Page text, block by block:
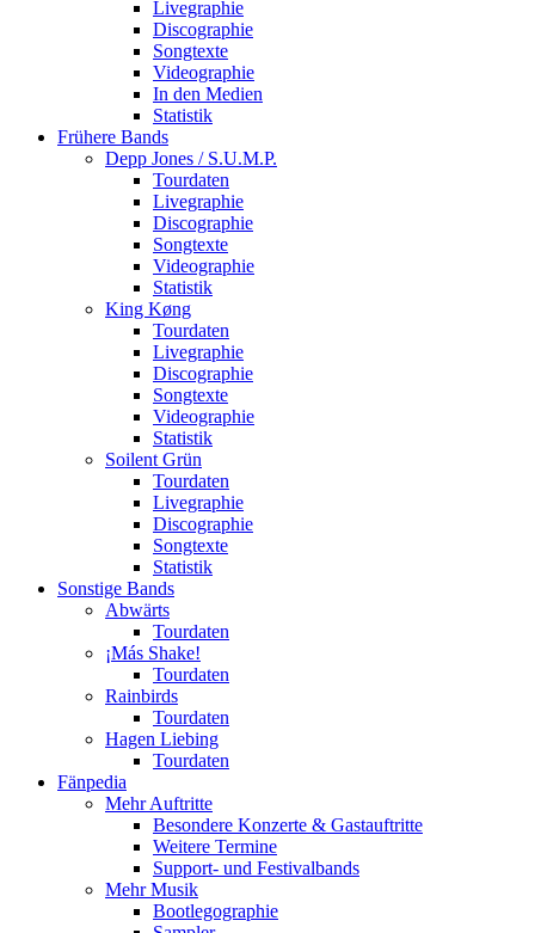
Livegraphie
Discographie
Songtexte
Videographie
In den Medien
Statistik
Frühere Bands
Depp Jones / S.U.M.P.
Tourdaten
Livegraphie
Discographie
Songtexte
Videographie
Statistik
King Køng
Tourdaten
Livegraphie
Discographie
Songtexte
Videographie
Statistik
Soilent Grün
Tourdaten
Livegraphie
Discographie
Songtexte
Statistik
Sonstige Bands
Abwärts
Tourdaten
¡Más Shake!
Tourdaten
Rainbirds
Tourdaten
Hagen Liebing
Tourdaten
Fänpedia
Mehr Auftritte
Besondere Konzerte & Gastauftritte
Weitere Termine
Support- und Festivalbands
Mehr Musik
Bootlegographie